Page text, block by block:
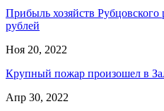
Прибыль хозяйств Рубцовского
рублей
Ноя 20, 2022
Крупный пожар произошел в
Апр 30, 2022